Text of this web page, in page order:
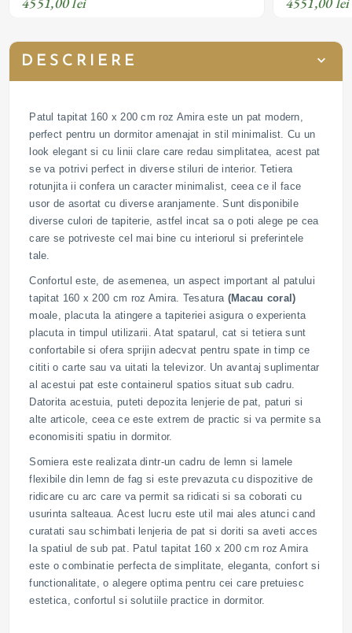
DESCRIERE
Patul tapitat 160 x 200 cm roz Amira este un pat modern,
perfect pentru un dormitor amenajat in stil minimalist. Cu un
look elegant si cu linii clare care redau simplitatea, acest pat
se va potrivi perfect in diverse stiluri de interior. Tetiera
rotunjita ii confera un caracter minimalist, ceea ce il face
usor de asortat cu diverse aranjamente. Sunt disponibile
diverse culori de tapiterie, astfel incat sa o poti alege pe cea
care se potriveste cel mai bine cu interiorul si preferintele
tale.
Confortul este, de asemenea, un aspect important al patului
tapitat 160 x 200 cm roz Amira. Tesatura (Macau coral)
moale, placuta la atingere a tapiteriei asigura o experienta
placuta in timpul utilizarii. Atat spatarul, cat si tetiera sunt
confortabile si ofera sprijin adecvat pentru spate in timp ce
cititi o carte sau va uitati la televizor. Un avantaj suplimentar
al acestui pat este containerul spatios situat sub cadru.
Datorita acestuia, puteti depozita lenjerie de pat, paturi si
alte articole, ceea ce este extrem de practic si va permite sa
economisiti spatiu in dormitor.
Somiera este realizata dintr-un cadru de lemn si lamele
flexibile din lemn de fag si este prevazuta cu dispozitive de
ridicare cu arc care va permit sa ridicati si sa coborati cu
usurinta salteaua. Acest lucru este util mai ales atunci cand
curatati sau schimbati lenjeria de pat si doriti sa aveti acces
la spatiul de sub pat. Patul tapitat 160 x 200 cm roz Amira
este o combinatie perfecta de simplitate, eleganta, confort si
functionalitate, o alegere optima pentru cei care pretuiesc
estetica, confortul si solutiile practice in dormitor.